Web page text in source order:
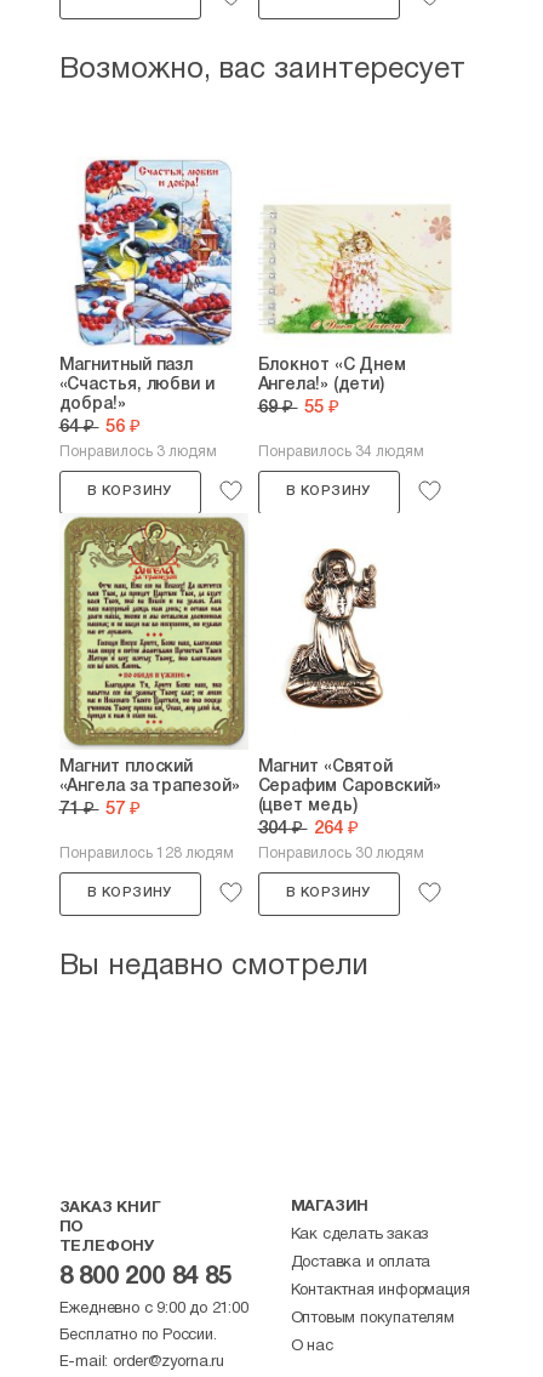
Возможно, вас заинтересует
Магнитный пазл
«Счастья, любви и
добра!»
64 ₽ 56 ₽
Понравилось 3 людям
В КОРЗИНУ
Блокнот «С Днем
Ангела!» (дети)
69 ₽ 55 ₽
Понравилось 34 людям
В КОРЗИНУ
Магнит плоский
«Ангела за трапезой»
71 ₽ 57 ₽
Понравилось 128 людям
В КОРЗИНУ
Магнит «Святой
Серафим Саровский»
(цвет медь)
304 ₽ 264 ₽
Понравилось 30 людям
В КОРЗИНУ
Вы недавно смотрели
ЗАКАЗ КНИГ
ПО
ТЕЛЕФОНУ
8 800 200 84 85
Ежедневно с 9:00 до 21:00
Бесплатно по России.
E-mail: order@zyorna.ru
МАГАЗИН
Как сделать заказ
Доставка и оплата
Контактная информация
Оптовым покупателям
О нас